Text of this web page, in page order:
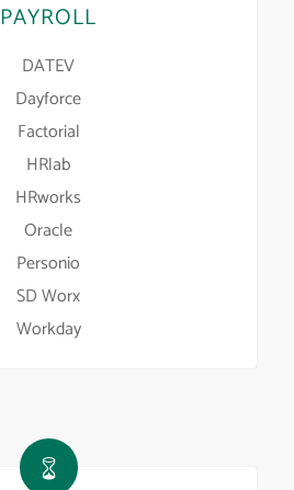
PAYROLL
DATEV
Dayforce
Factorial
HRlab
HRworks
Oracle
Personio
SD Worx
Workday